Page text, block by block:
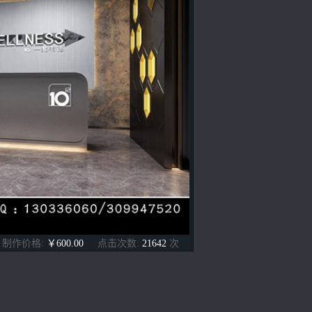
点击次数: 21642 次
制作价格: ￥600.00